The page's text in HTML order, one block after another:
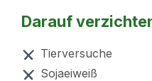
Darauf
Tierversuche
Sojaeiweiß